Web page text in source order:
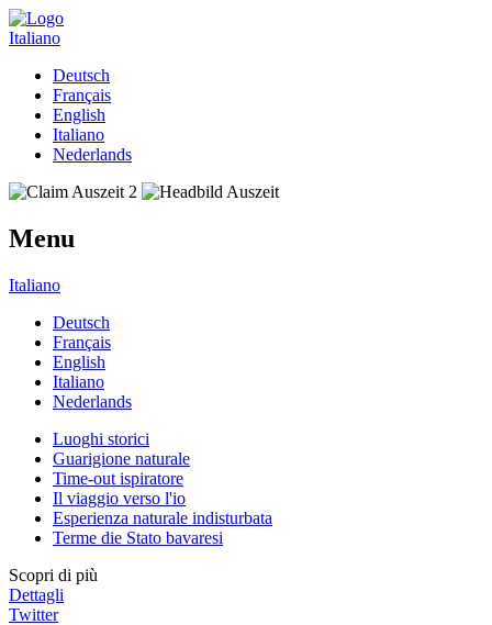
Italiano
Deutsch
Français
English
Italiano
Nederlands
Menu
Italiano
Deutsch
Français
English
Italiano
Nederlands
Luoghi storici
Guarigione naturale
Time-out ispiratore
Il viaggio verso l'io
Esperienza naturale indisturbata
Terme die Stato bavaresi
Scopri di più
Dettagli
Twitter